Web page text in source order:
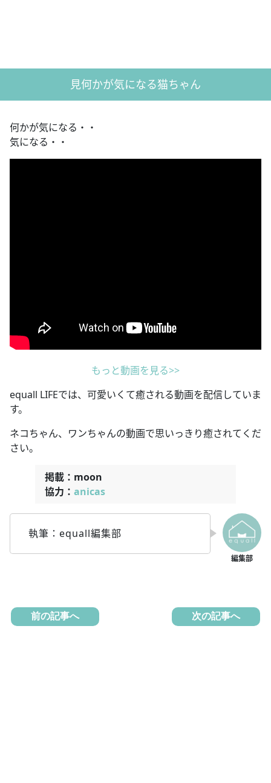
見何かが気になる猫ちゃん
何かが気になる・・
気になる・・
もっと動画を見る>>
equall LIFEでは、可愛いくて癒される動画を配信していま
す。
ネコちゃん、ワンちゃんの動画で思いっきり癒されてくだ
さい。
掲載：moon
協力： anicas
執筆：equall編集部
前の記事へ 次の記事へ